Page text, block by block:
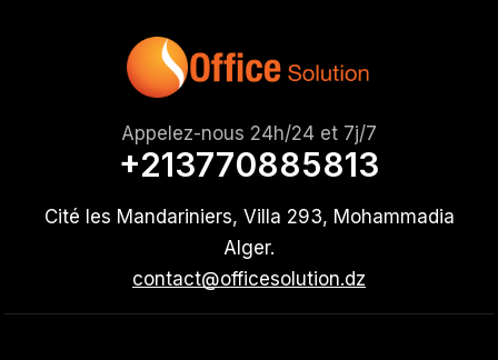
Appelez-nous 24h/24 et 7j/7
+213770885813
Cité les Mandariniers, Villa 293, Mohammadia
Alger.
contact@officesolution.dz